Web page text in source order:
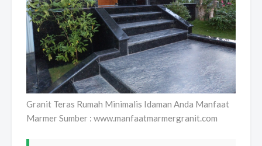
Granit Teras Rumah Minimalis Idaman Anda Manfaat
Marmer Sumber : www.manfaatmarmergranit.com